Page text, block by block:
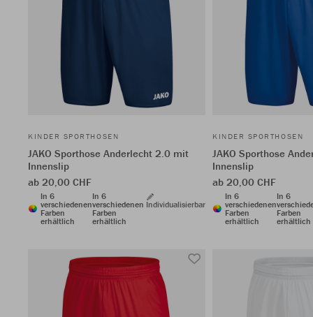
KINDER SPORTHOSEN
JAKO Sporthose Anderlecht 2.0 mit
Innenslip
ab 20,00 CHF
In 6
verschiedenen
Farben
erhältlich
In 6
verschiedenen
Farben
erhältlich
Individualisierbar
KINDER SPORTHOSEN
JAKO Sporthose
Innenslip
ab 20,00 CHF
In 6
verschiedenen
Farben
erhältlich
In 6
Farben
erhältlich